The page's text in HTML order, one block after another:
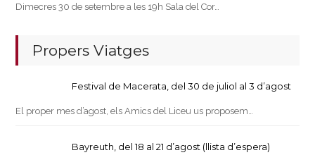
Dimecres 30 de setembre a les 19h Sala del Cor…
Propers Viatges
Festival de Macerata, del 30 de juliol al 3 d’agost
El proper mes d’agost, els Amics del Liceu us proposem…
Bayreuth, del 18 al 21 d’agost (llista d’espera)